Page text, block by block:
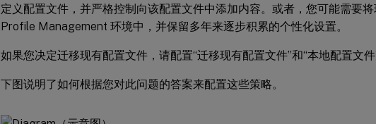
定义配置文件，并严格控制向该配置文件中添加内容。或者，您可能需要
Profile Management 环境中，并保留多年来逐步积累的个性化设置。
如果您决定迁移现有配置文件，请配置“迁移现有配置文件”和“本地配置文件
下图说明了如何根据您对此问题的答案来配置这些策略。